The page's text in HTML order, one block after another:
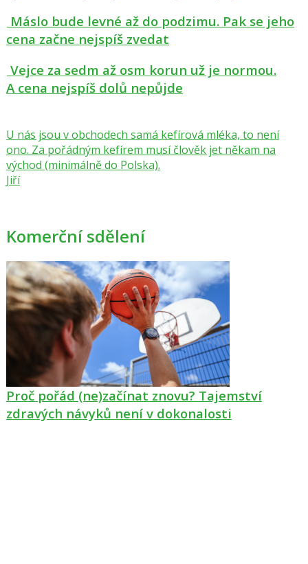
Máslo bude levné až do podzimu. Pak se jeho
cena začne nejspíš zvedat
Vejce za sedm až osm korun už je normou.
A cena nejspíš dolů nepůjde
U nás jsou v obchodech samá kefírová mléka, to není
ono. Za pořádným kefírem musí člověk jet někam na
východ (minimálně do Polska).
Jiří
Komerční sdělení
Proč pořád (ne)začínat znovu? Tajemství
zdravých návyků není v dokonalosti